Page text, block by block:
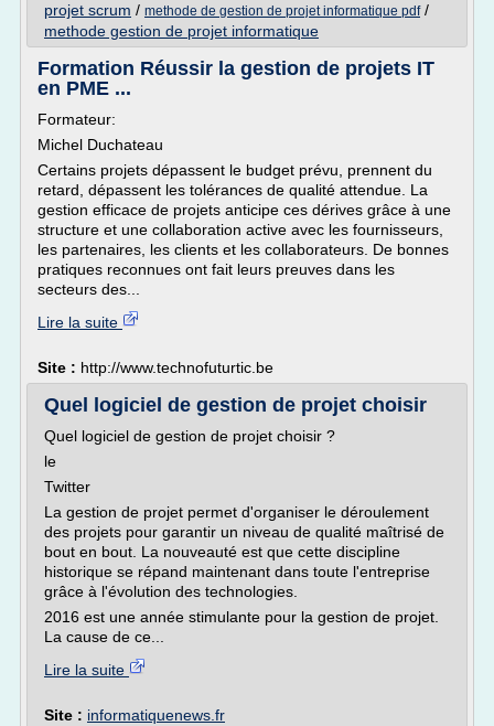
projet scrum / methode de gestion de projet informatique pdf/
methode gestion de projet informatique
Formation Réussir la gestion de projets IT
en PME ...
Formateur:
Michel Duchateau
Certains projets dépassent le budget prévu, prennent du
retard, dépassent les tolérances de qualité attendue. La
gestion efficace de projets anticipe ces dérives grâce à une
structure et une collaboration active avec les fournisseurs,
les partenaires, les clients et les collaborateurs. De bonnes
pratiques reconnues ont fait leurs preuves dans les
secteurs des...
Lire la suite
Site : http://www.technofuturtic.be
Quel logiciel de gestion de projet choisir
Quel logiciel de gestion de projet choisir ?
le
Twitter
La gestion de projet permet d'organiser le déroulement
des projets pour garantir un niveau de qualité maîtrisé de
bout en bout. La nouveauté est que cette discipline
historique se répand maintenant dans toute l'entreprise
grâce à l'évolution des technologies.
2016 est une année stimulante pour la gestion de projet.
La cause de ce...
Lire la suite
Site : informatiquenews.fr